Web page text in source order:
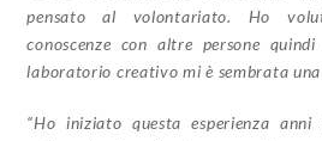
pensato al volontariato. Ho
conoscenze con altre persone
laboratorio creativo mi è sembrata una
“Ho iniziato questa esperienza